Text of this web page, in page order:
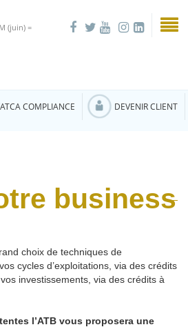
(juin) =
COMPLIANCE DEVENIR CLIENT
business
choix de techniques de
cycles d’exploitations, via des crédits
investissements, via des crédits à
l’ATB vous proposera une